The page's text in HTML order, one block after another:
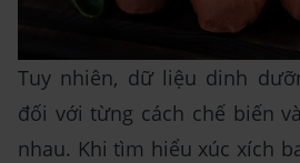
Tuy nhiên, dữ liệu dinh
đối với từng cách chế biến
nhau. Khi tìm hiểu xúc xích